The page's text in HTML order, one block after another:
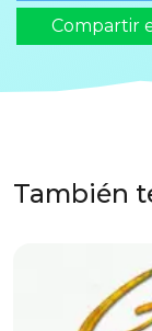
Compartir
También